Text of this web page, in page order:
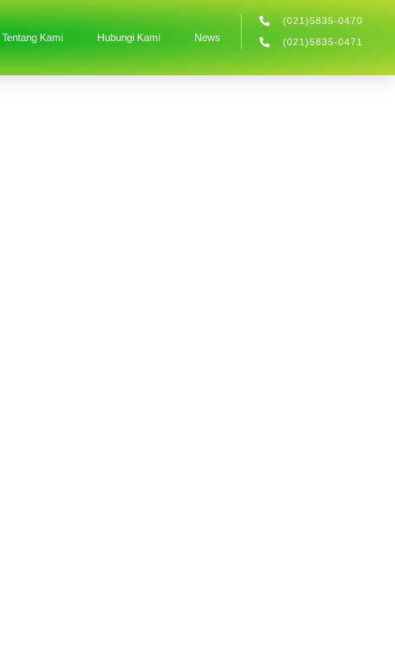
Tentang Kami Hubungi Kami News
(021)5835-0470
(021)5835-0471